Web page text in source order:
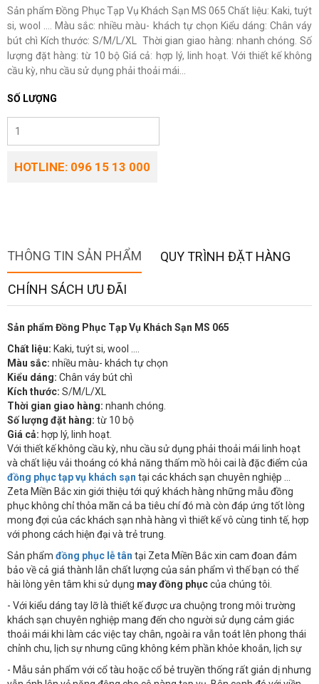
Sản phẩm Đồng Phục Tạp Vụ Khách Sạn MS 065 Chất liệu: Kaki, tuýt
si, wool …. Màu sắc: nhiều màu- khách tự chọn Kiểu dáng: Chân váy
bút chì Kích thước: S/M/L/XL Thời gian giao hàng: nhanh chóng. Số
lượng đặt hàng: từ 10 bộ Giá cả: hợp lý, linh hoạt. Với thiết kế không
cầu kỳ, nhu cầu sử dụng phải thoải mái...
SỐ LƯỢNG
HOTLINE: 096 15 13 000
THÔNG TIN SẢN PHẨM QUY TRÌNH ĐẶT HÀNG
CHÍNH SÁCH ƯU ĐÃI
Sản phẩm Đồng Phục Tạp Vụ Khách Sạn MS 065
Chất liệu: Kaki, tuýt si, wool ….
Màu sắc: nhiều màu- khách tự chọn
Kiểu dáng: Chân váy bút chì
Kích thước: S/M/L/XL
Thời gian giao hàng: nhanh chóng.
Số lượng đặt hàng: từ 10 bộ
Giá cả: hợp lý, linh hoạt.
Với thiết kế không cầu kỳ, nhu cầu sử dụng phải thoải mái linh hoạt
và chất liệu vải thoáng có khả năng thấm mồ hôi cai là đặc điểm của
đồng phục tạp vụ khách sạn tại các khách sạn chuyên nghiệp ...
Zeta Miền Bắc xin giới thiệu tới quý khách hàng những mẫu đồng
phục không chỉ thỏa mãn cả ba tiêu chí đó mà còn đáp ứng tốt lòng
mong đợi của các khách sạn nhà hàng vì thiết kế vô cùng tinh tế, hợp
với phong cách hiện đại và trẻ trung.
Sản phẩm đồng phục lễ tân tại Zeta Miền Bắc xin cam đoan đảm
bảo về cả giá thành lẫn chất lượng của sản phẩm vì thế bạn có thể
hài lòng yên tâm khi sử dụng may đồng phụccủa chúng tôi.
- Với kiểu dáng tay lỡ là thiết kế được ưa chuộng trong môi trường
khách sạn chuyên nghiệp mang đến cho người sử dụng cảm giác
thoải mái khi làm các việc tay chân, ngoài ra vẫn toát lên phong thái
chỉnh chu, lịch sự nhưng cũng không kém phần khỏe khoắn, lịch sự
- Mẫu sản phẩm với cổ tàu hoặc cổ bẻ truyền thống rất giản dị nhưng